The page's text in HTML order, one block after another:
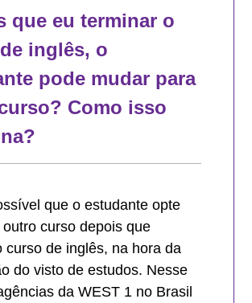
que eu terminar o
inglês, o
pode mudar para
Como isso
que o estudante opte
curso depois que
curso de inglês, na hora da
do visto de estudos. Nesse
da WEST 1 no Brasil